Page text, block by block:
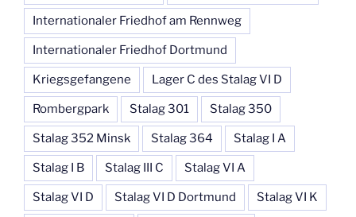
Internationaler Friedhof am Rennweg
Internationaler Friedhof Dortmund
Kriegsgefangene Lager C des Stalag VI D
Rombergpark Stalag 301 Stalag 350
Stalag 352 Minsk Stalag 364 Stalag I A
Stalag I B Stalag III C Stalag VI A
Stalag VI D Stalag VI D Dortmund Stalag VI K